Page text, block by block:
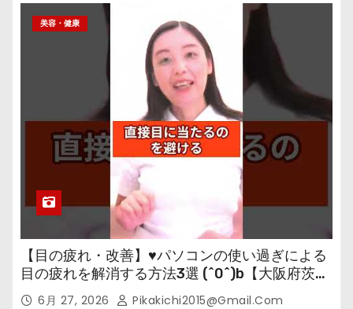
美容・健康
【目の疲れ・改善】♥パソコンの使い過ぎによる
目の疲れを解消する方法3選 (^0^)b【大阪府茨木
市の女性・美容鍼灸・整体師が教えます。】
6月 27, 2026 Pikakichi2015@gmail.com